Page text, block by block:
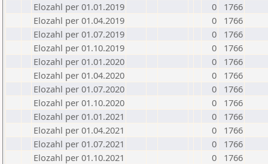
Elozahl per 01.01.2019
0
1766
Elozahl per 01.04.2019
0
1766
Elozahl per 01.07.2019
0
1766
Elozahl per 01.10.2019
0
1766
Elozahl per 01.01.2020
0
1766
Elozahl per 01.04.2020
0
1766
Elozahl per 01.07.2020
0
1766
Elozahl per 01.10.2020
0
1766
Elozahl per 01.01.2021
0
1766
Elozahl per 01.04.2021
0
1766
Elozahl per 01.07.2021
0
1766
Elozahl per 01.10.2021
0
1766